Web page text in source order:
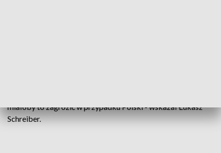
miałoby to zagrozić w przypadku Polski - wskazał Łukasz
Schreiber.